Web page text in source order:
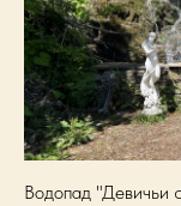
Водопад "Девичьи